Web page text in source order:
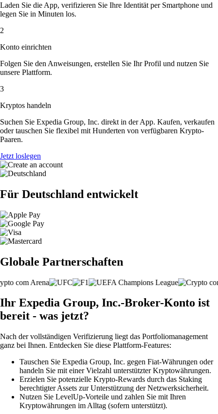
Laden Sie die App, verifizieren Sie Ihre Identität per Smartphone und
legen Sie in Minuten los.
2
Konto einrichten
Folgen Sie den Anweisungen, erstellen Sie Ihr Profil und nutzen Sie
unsere Plattform.
3
Kryptos handeln
Suchen Sie Expedia Group, Inc. direkt in der App. Kaufen, verkaufen
oder tauschen Sie flexibel mit Hunderten von verfügbaren Krypto-
Paaren.
Jetzt loslegen
Für Deutschland entwickelt
Globale Partnerschaften
Ihr Expedia Group, Inc.-Broker-Konto ist
bereit - was jetzt?
Nach der vollständigen Verifizierung liegt das Portfoliomanagement
ganz bei Ihnen. Entdecken Sie diese Plattform-Features:
Tauschen Sie Expedia Group, Inc. gegen Fiat-Währungen oder
handeln Sie mit einer Vielzahl unterstützter Kryptowährungen.
Erzielen Sie potenzielle Krypto-Rewards durch das Staking
berechtigter Assets zur Unterstützung der Netzwerksicherheit.
Nutzen Sie LevelUp-Vorteile und zahlen Sie mit Ihren
Kryptowährungen im Alltag (sofern unterstützt).